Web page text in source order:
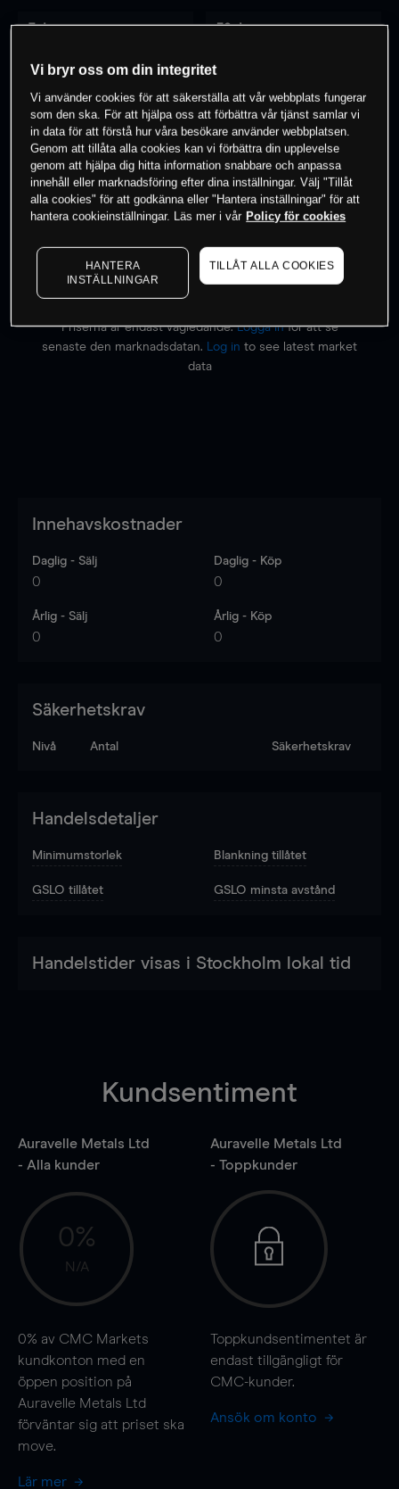
7 dagar 30 dagar
0% av kunderna har en position i detta
instrument
Börja handla
Priserna är endast vägledande.Logga inför att se
senaste den marknadsdatan.
Log in to see latest market
data
Innehavskostnader
Daglig - Sälj
0
Daglig - Köp
0
Årlig - Sälj
0
Årlig - Köp
0
Säkerhetskrav
Nivå Antal Säkerhetskrav
Handelsdetaljer
Minimumstorlek Blankning tillåtet
GSLO tillåtet GSLO minsta avstånd
Handelstider visas i Stockholm lokal tid
Kundsentiment
Auravelle Metals Ltd
- Alla kunder
0%
N/A
0% av CMC Markets
kundkonton med en
öppen position på
Auravelle Metals Ltd
förväntar sig att priset ska
move.
Lär mer
Auravelle Metals Ltd
- Toppkunder
Toppkundsentimentet är
endast tillgängligt för
CMC-kunder.
Ansök om konto
Vi bryr oss om din integritet
Vi använder cookies för att säkerställa att vår webbplats fungerar
som den ska. För att hjälpa oss att förbättra vår tjänst samlar vi
in data för att förstå hur våra besökare använder webbplatsen.
Genom att tillåta alla cookies kan vi förbättra din upplevelse
genom att hjälpa dig hitta information snabbare och anpassa
innehåll eller marknadsföring efter dina inställningar. Välj "Tillåt
alla cookies" för att godkänna eller "Hantera inställningar" för att
hantera cookieinställningar. Läs mer i vår Policy för cookies
HANTERA
INSTÄLLNINGAR
TILLÅT ALLA COOKIES